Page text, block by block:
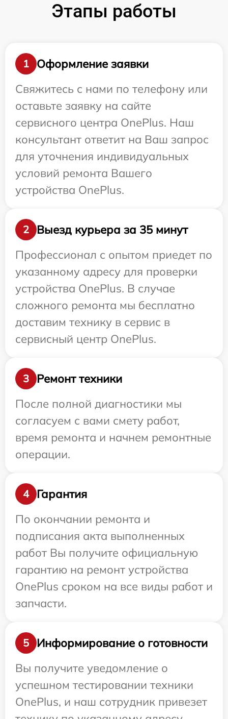
Этапы работы
1
Оформление заявки
Свяжитесь с нами по телефону или
оставьте заявку на сайте
сервисного центра OnePlus. Наш
консультант ответит на Ваш запрос
для уточнения индивидуальных
условий ремонта Вашего
устройства OnePlus.
2
Выезд курьера за 35 минут
Профессионал с опытом приедет по
указанному адресу для проверки
устройства OnePlus. В случае
сложного ремонта мы бесплатно
доставим технику в сервис в
сервисный центр OnePlus.
3
Ремонт техники
После полной диагностики мы
согласуем с вами смету работ,
время ремонта и начнем ремонтные
операции.
4
Гарантия
По окончании ремонта и
подписания акта выполненных
работ Вы получите официальную
гарантию на ремонт устройства
OnePlus сроком на все виды работ и
запчасти.
5
Информирование о готовности
Вы получите уведомление о
успешном тестировании техники
OnePlus, и наш сотрудник привезет